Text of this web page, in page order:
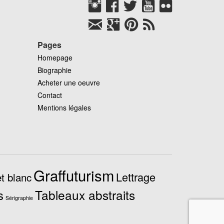
Pages
Homepage
Biographie
Acheter une oeuvre
Contact
Mentions légales
blancGraffuturismLettrage
Sérigraphie Tableaux abstraits